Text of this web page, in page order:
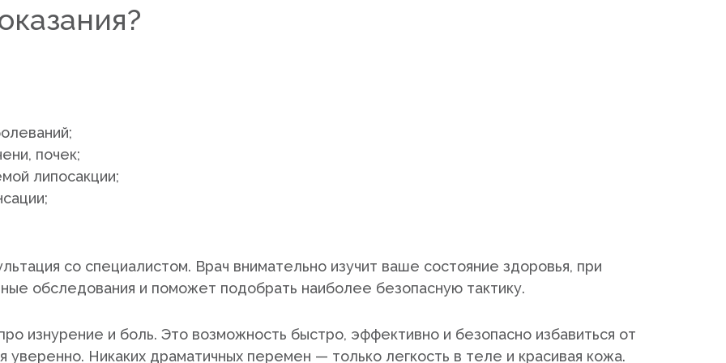
почек;
липосакции;
со специалистом. Врач внимательно изучит ваше состояние здоровья, при
обследования и поможет подобрать наиболее безопасную тактику.
изнурение и боль. Это возможность быстро, эффективно и безопасно избавиться от
уверенно. Никаких драматичных перемен — только легкость в теле и красивая кожа.